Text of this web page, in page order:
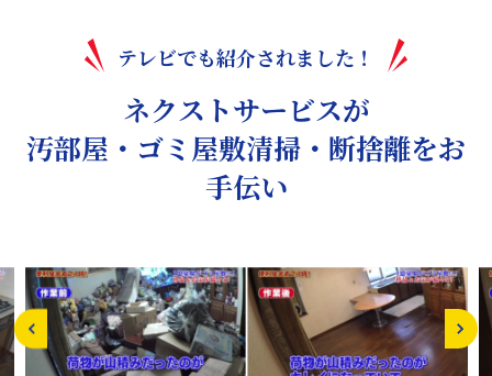
テレビでも紹介されました！
ネクストサービスが
汚部屋・ゴミ屋敷清掃・断捨離をお
手伝い